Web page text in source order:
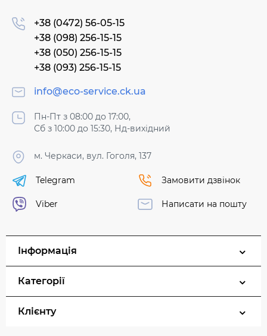
+38 (0472) 56-05-15
+38 (098) 256-15-15
+38 (050) 256-15-15
+38 (093) 256-15-15
info@eco-service.ck.ua
Пн-Пт з 08:00 до 17:00,
Сб з 10:00 до 15:30, Нд-вихідний
м. Черкаси, вул. Гоголя, 137
Telegram
Viber
Замовити дзвінок
Написати на пошту
Інформація
Категорії
Клієнту